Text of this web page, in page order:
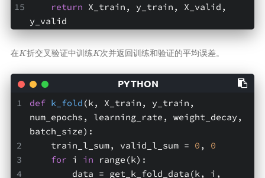
return X_train, y_train, X_valid,
y_valid
在 折交叉验证中训练 次并返回训练和验证的平均误差。
def k_fold (k, X_train, y_train,
num_epochs, learning_rate, weight_decay,
batch_size) :
    train_l_sum, valid_l_sum =
0 , 0
for i in range(k):